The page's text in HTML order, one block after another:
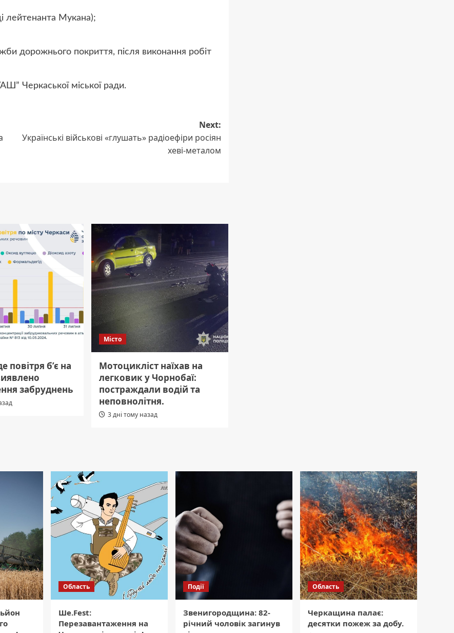
лейтенанта Мукана);
дорожнього покриття, після виконання робіт
Черкаської міської ради.
Next:
Українські військові «глушать» радіоефіри росіян
хеві-металом
повітря б’є на
забруднень
Місто
Мотоцикліст наїхав на
легковик у Чорнобаї:
постраждали водій та
неповнолітня.
3 дні тому назад
Область
Ше.Fest:
Перезавантаження на
Події
Звенигородщина: 82-
річний чоловік загинув
Область
Черкащина палає:
десятки пожеж за добу.